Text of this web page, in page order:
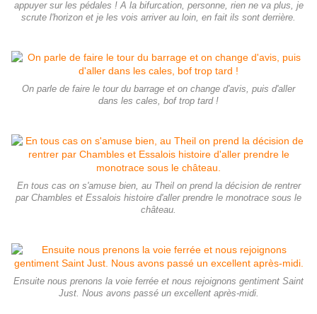
appuyer sur les pédales ! A la bifurcation, personne, rien ne va plus, je
scrute l'horizon et je les vois arriver au loin, en fait ils sont derrière.
On parle de faire le tour du barrage et on change d'avis, puis d'aller
dans les cales, bof trop tard !
En tous cas on s'amuse bien, au Theil on prend la décision de rentrer
par Chambles et Essalois histoire d'aller prendre le monotrace sous le
château.
Ensuite nous prenons la voie ferrée et nous rejoignons gentiment Saint
Just. Nous avons passé un excellent après-midi.